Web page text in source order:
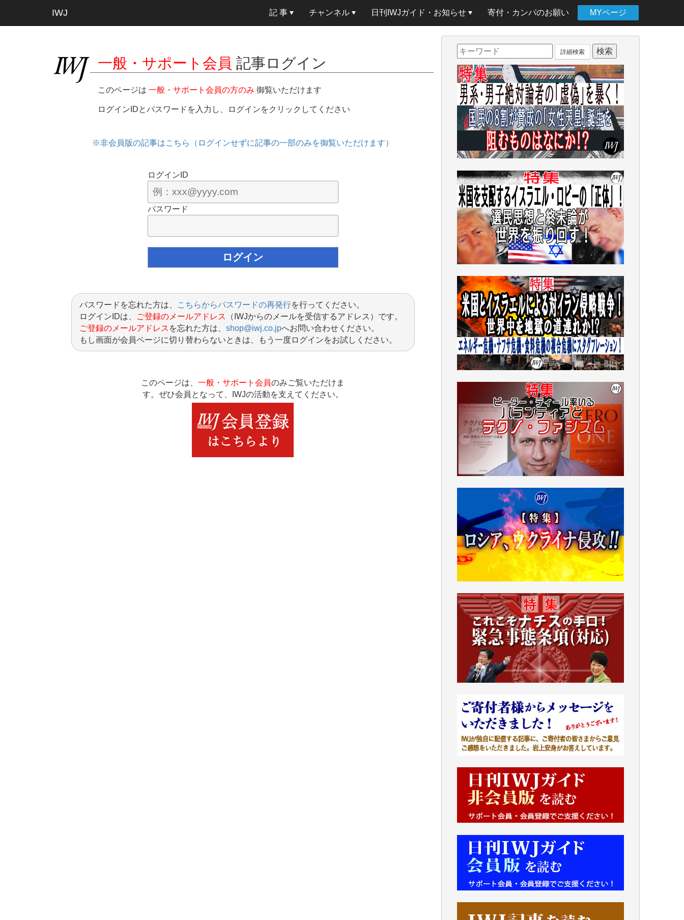
IWJ 記 事 チャンネル 日刊IWJガイド・お知らせ 寄付・カンパのお願い MYページ
一般・サポート会員 記事ログイン
このページは 一般・サポート会員の方のみ 御覧いただけます
ログインIDとパスワードを入力し、ログインをクリックしてください
※非会員版の記事はこちら（ログインせずに記事の一部のみを御覧いただけます）
ログインID
パスワード
パスワードを忘れた方は、 こちらからパスワードの再発行を行ってください。
ログインIDは、
ご登録のメールアドレス （IWJからのメールを受信するアドレス）です。
ご登録のメールアドレス を忘れた方は、 shop@iwj.co.jpへお問い合わせください。
もし画面が会員ページに切り替わらないときは、もう一度ログインをお試しください。
このページは、 一般・サポート会員のみご覧いただけま
す。ぜひ会員となって、IWJの活動を支えてください。
詳細検索